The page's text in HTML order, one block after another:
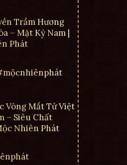
Trầm Hương
– Mặt Kỳ Nam |
Phát
Vòng Mắt Tử Việt
– Siêu Chất
Nhiên Phát